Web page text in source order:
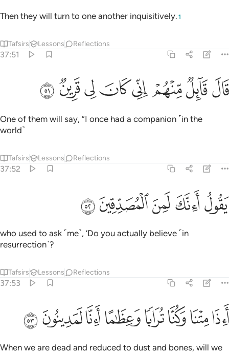
Then they will turn to one another inquisitively. 1
Tafsirs Lessons Reflections
37:51
قال قايل منهم اني كان لي قرين ٥١
قَالَ قَآئِلٌۭ مِّنْهُمْ إِنِّى كَانَ لِى قَرِينٌۭ ٥١
ﳝﳞﳟﳠﳡﳢﳣﳤ
One of them will say, “I once had a companion ˹in the
world˺
Tafsirs Lessons Reflections
37:52
يقول اانك لمن المصدقين ٥٢
يَقُولُ أَءِنَّكَ لَمِنَ ٱلْمُصَدِّقِينَ ٥٢
ﱁﱂﱃﱄﱅ
who used to ask ˹me˺, ‘Do you actually believe ˹in
resurrection˺?
Tafsirs Lessons Reflections
37:53
ااذا متنا وكنا ترابا وعظاما اانا لمدينون ٥٣
أَءِذَا مِتْنَا وَكُنَّا تُرَابًۭا وَعِظَـٰمًا أَءِنَّا لَمَدِينُونَ ٥٣
ﱆﱇﱈﱉﱊﱋﱌﱍ
When we are dead and reduced to dust and bones, will we